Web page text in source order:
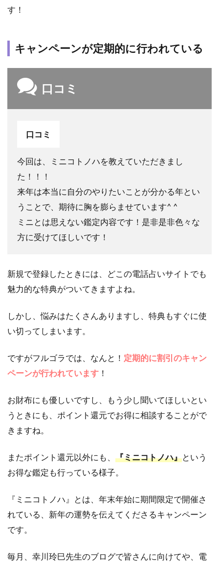
が多
数の
有名
占い
師が
いる
い制
で、
後か
ら追
加料
金を
請求
され
とが
フル
ゴラ
な会
社？
フル
ゴラ
話占
いサ
イト
と比
3
電
い
フ
ゴ
で
す！
キャンペーンが定期的に行われている
口コミ
口コミ
今回は、ミニコトノハを教えていただきまし
た！！！
来年は本当に自分のやりたいことが分かる年とい
うことで、期待に胸を膨らませています^ ^
ミニとは思えない鑑定内容です！是非是非色々な
方に受けてほしいです！
新規で登録したときには、どこの電話占いサイトでも
魅力的な特典がついてきますよね。
しかし、悩みはたくさんありますし、特典もすぐに使
い切ってしまいます。
ですがフルゴラでは、なんと！ 定期的に割引のキャン
ペーンが行われています ！
お財布にも優しいですし、もう少し聞いてほしいとい
うときにも、ポイント還元でお得に相談することがで
きますね。
またポイント還元以外にも、 『ミニコトノハ』という
お得な鑑定も行っている様子。
『ミニコトノハ』とは、年末年始に期間限定で開催さ
れている、新年の運勢を伝えてくださるキャンペーン
です。
毎月、幸川玲巳先生のブログで皆さんに向けてや、電